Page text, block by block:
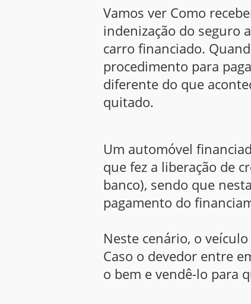
Vamos ver Como
indenização do seguro
carro financiado.
procedimento para
diferente do que
quitado.
Um automóvel
que fez a liberação de
banco), sendo que
pagamento do
Neste cenário, o
Caso o devedor entre
o bem e vendê-lo para